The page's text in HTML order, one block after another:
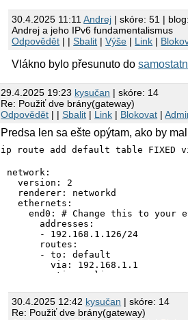
30.4.2025 11:11Andrej | skóre: 51 | blog:
Andrej a jeho IPv6 fundamentalismus
Odpovědět | |Sbalit |Výše | Link |
Vlákno bylo přesunuto do
29.4.2025 19:23 kysučan | skóre: 14
Re: Použiť dve brány(gateway)
Odpovědět | |Sbalit | Link | Blokovat |
Predsa len sa ešte opýtam, ako by
ip route add default table FIXED
network:
  version: 2
  renderer: networkd
  ethernets:
end0: # Change this to your
      addresses:
      - 192.168.1.126/24
      routes:
      - to: default
        via: 192.168.1.1
      routing-policy:
        table: 200
        mark: 42
      nameservers:
30.4.2025 12:42 kysučan | skóre: 14
Re: Použiť dve brány(gateway)